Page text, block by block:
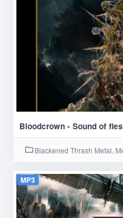
Bloodcrown - Sound of
Blackened Thrash Metal,
MP3